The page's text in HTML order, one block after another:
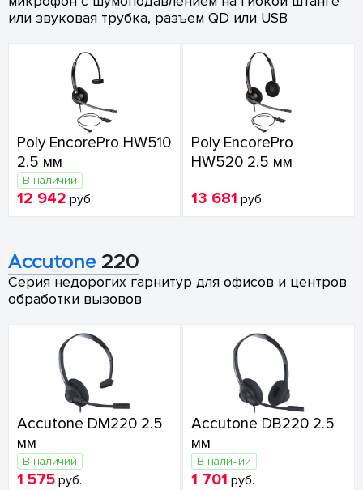
или звуковая трубка, разъем QD или USB
Poly EncorePro HW510
2.5 мм
В наличии
12 942 руб.
Poly EncorePro
HW520 2.5 мм
13 681 руб.
Accutone 220
Серия недорогих гарнитур для офисов и центров
обработки вызовов
Accutone DM220 2.5
мм
В наличии
1 575 руб.
Accutone DB220 2.5
мм
В наличии
1 701 руб.